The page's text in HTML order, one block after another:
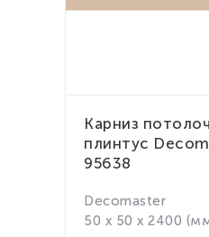
Карниз
плинтус
95638
Decomaster
50 x 50 x 2400